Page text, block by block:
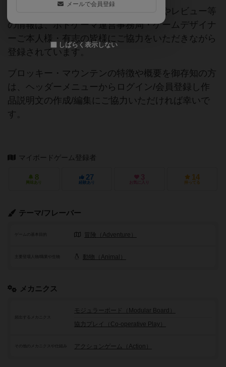
当サイトに掲載されている作品説明文やレビュー等
の情報は、ボドゲーマ運営事務局・ゲームデザイナ
ーご本人様・有志の皆様にご協力をいただきながら
登録されています。
ブロッキー・マウンテンの特徴や概要を御存知の方
は、ヘッダーメニューからログイン/会員登録し作
品説明文の作成/編集にご協力いただければ幸いで
す。
マイボードゲーム登録者
8
興味あり
27
経験あり
3
お気に入り
14
持ってる
テーマ/フレーバー
ゲームの基本目的 冒険（Adventure）
動物（Animal）
メカニクス
頻出するメカニクス
モジュラーボード（Modular Board）
協力プレイ（Co-operative Play）
その他のメカニクスや仕組み アクションゲーム（Action）
メールで会員登録
しばらく表示しない